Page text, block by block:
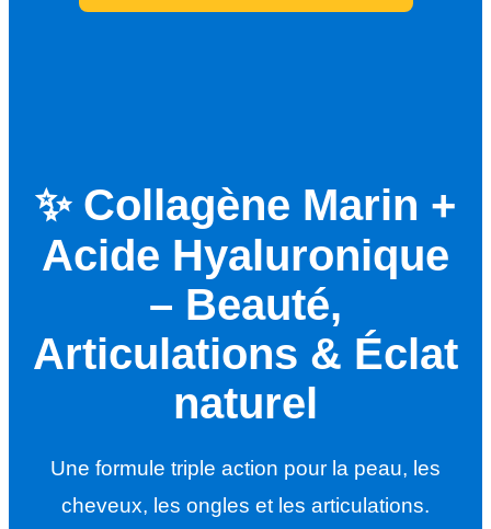
✨ Collagène Marin +
Acide Hyaluronique
– Beauté,
Articulations & Éclat
naturel
Une formule triple action pour la peau, les
cheveux, les ongles et les articulations.